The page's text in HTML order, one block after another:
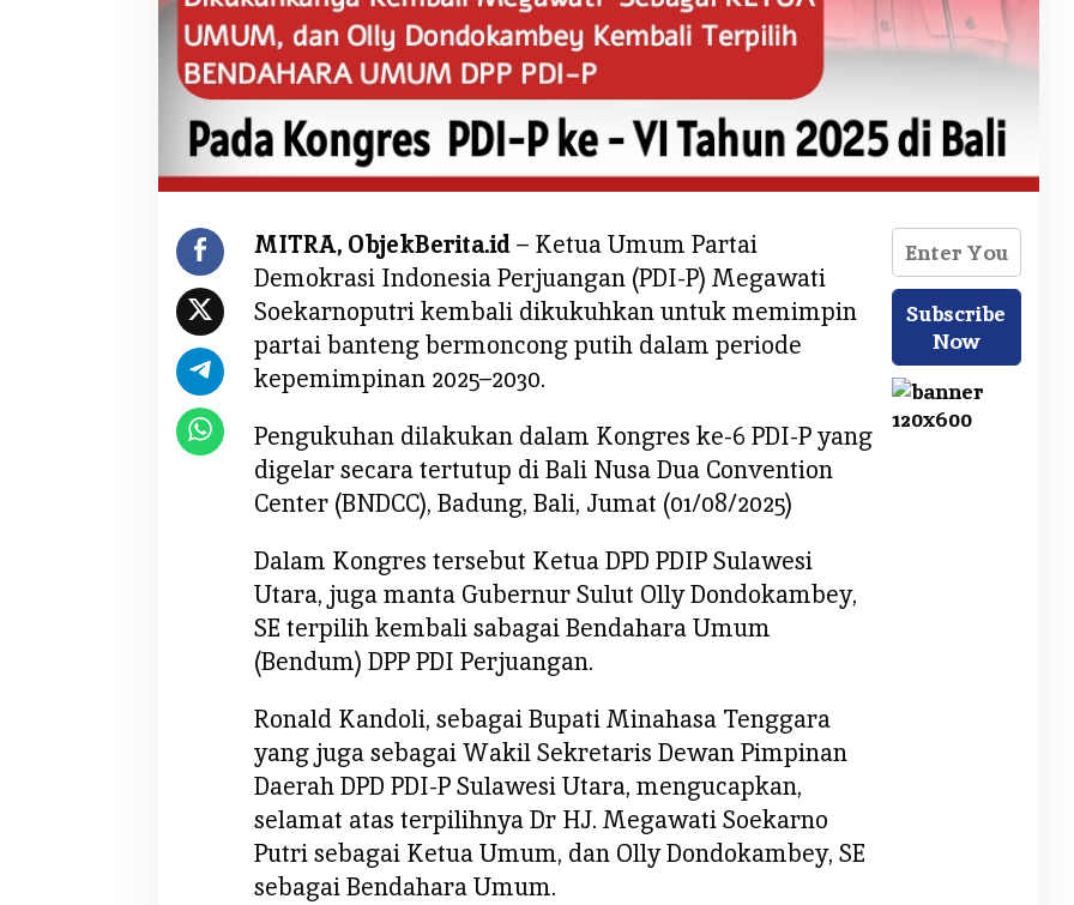
K
a
n
o
i
c
a
p
n
e
l
a
a
,
k
e
a
d
a
g
a
MITRA, ObjekBerita.id– Ketua Umum Partai
Demokrasi Indonesia Perjuangan (PDI-P) Megawati
Soekarnoputri kembali dikukuhkan untuk memimpin
partai banteng bermoncong putih dalam periode
kepemimpinan 2025–2030.
Pengukuhan dilakukan dalam Kongres ke-6 PDI-P yang
digelar secara tertutup di Bali Nusa Dua Convention
Center (BNDCC), Badung, Bali, Jumat (01/08/2025)
Dalam Kongres tersebut Ketua DPD PDIP Sulawesi
Utara, juga manta Gubernur Sulut Olly Dondokambey,
SE terpilih kembali sabagai Bendahara Umum
(Bendum) DPP PDI Perjuangan.
Ronald Kandoli, sebagai Bupati Minahasa Tenggara
yang juga sebagai Wakil Sekretaris Dewan Pimpinan
Daerah DPD PDI-P Sulawesi Utara, mengucapkan,
selamat atas terpilihnya Dr HJ. Megawati Soekarno
Putri sebagai Ketua Umum, dan Olly Dondokambey, SE
sebagai Bendahara Umum.